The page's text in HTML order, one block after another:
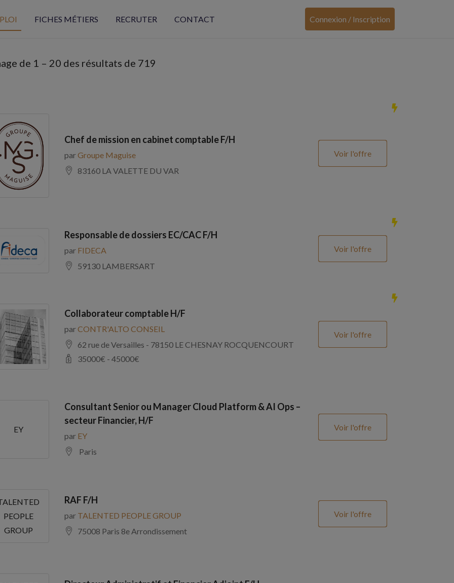
FICHES MÉTIERS RECRUTER CONTACT Connexion / Inscription
de 1 – 20 des résultats de 719
Chef de mission en cabinet comptable F/H
parGroupe Maguise
83160 LA VALETTE DU VAR
Voir l'offre
Responsable de dossiers EC/CAC F/H
par FIDECA
59130 LAMBERSART
Voir l'offre
Collaborateur comptable H/F
parCONTR'ALTO CONSEIL
62 rue de Versailles - 78150 LE CHESNAY ROCQUENCOURT
35000€ - 45000€
Voir l'offre
EY
Consultant Senior ou Manager Cloud Platform & AI Ops –
secteur Financier, H/F
par EY
Paris
Voir l'offre
PEOPLE
GROUP
RAF F/H
par TALENTED PEOPLE GROUP
75008 Paris 8e Arrondissement
Voir l'offre